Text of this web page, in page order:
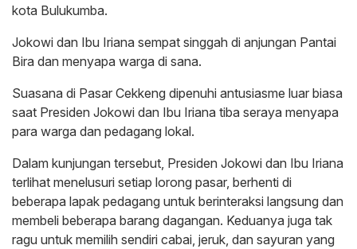
kota Bulukumba.
Jokowi dan Ibu Iriana sempat singgah di anjungan Pantai
Bira dan menyapa warga di sana.
Suasana di Pasar Cekkeng dipenuhi antusiasme luar biasa
saat Presiden Jokowi dan Ibu Iriana tiba seraya menyapa
para warga dan pedagang lokal.
Dalam kunjungan tersebut, Presiden Jokowi dan Ibu Iriana
terlihat menelusuri setiap lorong pasar, berhenti di
beberapa lapak pedagang untuk berinteraksi langsung dan
membeli beberapa barang dagangan. Keduanya juga tak
ragu untuk memilih sendiri cabai, jeruk, dan sayuran yang